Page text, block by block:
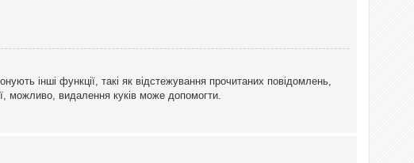
інші функції, такі як відстежування прочитаних повідомлень,
можливо, видалення куків може допомогти.